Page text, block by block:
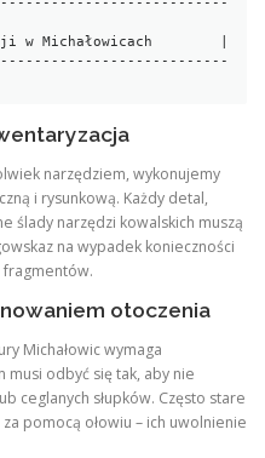
w Michałowicach        |
narzędziem, wykonujemy
i rysunkową. Każdy detal,
ślady narzędzi kowalskich muszą
na wypadek konieczności
fragmentów.
otoczenia
Michałowic wymaga
musi odbyć się tak, aby nie
ceglanych słupków. Często stare
pomocą ołowiu – ich uwolnienie